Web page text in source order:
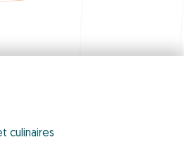
culinaires